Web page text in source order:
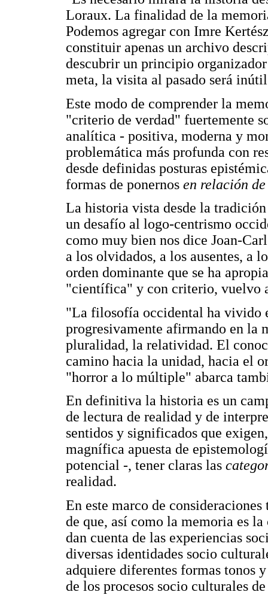
Loraux. La finalidad de la
Podemos agregar con Imre
constituir apenas un archivo
descubrir un principio
meta, la visita al pasado será
Este modo de comprender la
"criterio de verdad" fuertemente
analítica - positiva, moderna y
problemática más profunda con
desde definidas posturas
formas de ponernos en relación
La historia vista desde la
un desafío al logo-centrismo
como muy bien nos dice Joan-
a los olvidados, a los ausentes, a
orden dominante que se ha
"científica" y con criterio, vuelvo
"La filosofía occidental ha vivido
progresivamente afirmando en la
pluralidad, la relatividad. El
camino hacia la unidad, hacia el
"horror a lo múltiple" abarca
En definitiva la historia es un
de lectura de realidad y de
sentidos y significados que
magnífica apuesta de
potencial -, tener claras las
realidad.
En este marco de
de que, así como la memoria es
dan cuenta de las experiencias
diversas identidades socio
adquiere diferentes formas tonos
de los procesos socio culturales